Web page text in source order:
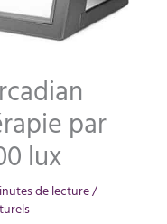
par
lux
de lecture/